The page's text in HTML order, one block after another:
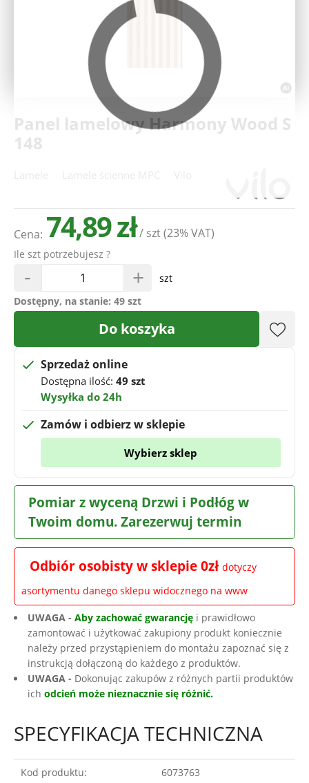
Deweloperzy
Panel lamelowy Harmony Wood S
148
Cena: 74,89 zł/ szt(23% VAT)
Ile szt potrzebujesz ?
- +
szt
Dostępny, na stanie: 49 szt
Do koszyka
Sprzedaż online
Dostępna ilość: 49 szt
Wysyłka do 24h
Zamów i odbierz w sklepie
Wybierz sklep
Pomiar z wyceną Drzwi i Podłóg w
Twoim domu. Zarezerwuj termin
Odbiór osobisty w sklepie 0zł dotyczy
asortymentu danego sklepu widocznego na www
UWAGA - Aby zachować gwarancję i prawidłowo
zamontować i użytkować zakupiony produkt koniecznie
należy przed przystąpieniem do montażu zapoznać się z
instrukcją dołączoną do każdego z produktów.
UWAGA - Dokonując zakupów z różnych partii produktów
ich odcień może nieznacznie się różnić.
SPECYFIKACJA TECHNICZNA
Kod produktu: 6073763